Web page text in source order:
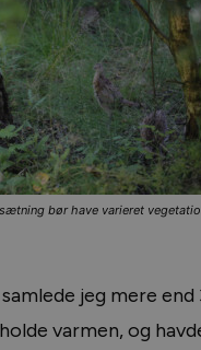
bør have varieret
jeg mere end
varmen, og